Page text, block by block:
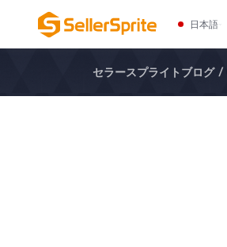
日本語
セラースプライトブログ /